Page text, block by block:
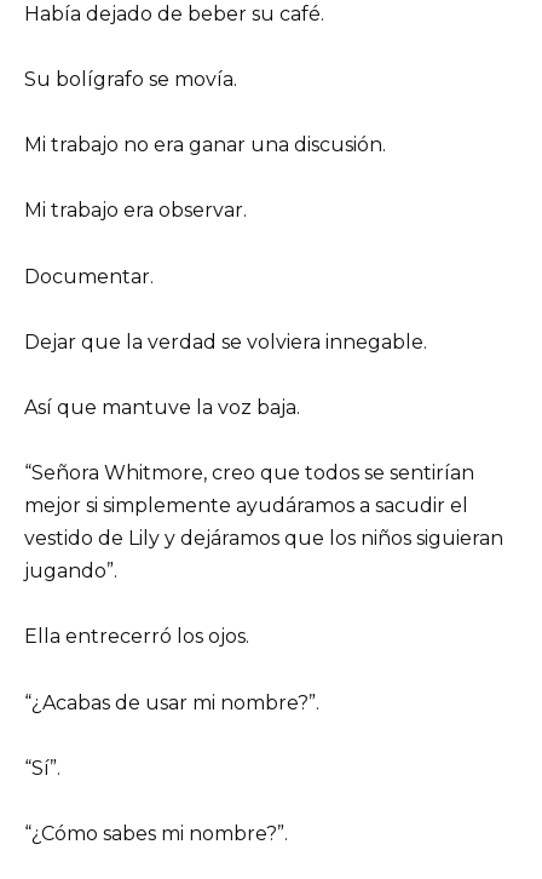
Había dejado de beber su café.
Su bolígrafo se movía.
Mi trabajo no era ganar una discusión.
Mi trabajo era observar.
Documentar.
Dejar que la verdad se volviera innegable.
Así que mantuve la voz baja.
“Señora Whitmore, creo que todos se sentirían
mejor si simplemente ayudáramos a sacudir el
vestido de Lily y dejáramos que los niños siguieran
jugando”.
Ella entrecerró los ojos.
“¿Acabas de usar mi nombre?”.
“Sí”.
“¿Cómo sabes mi nombre?”.